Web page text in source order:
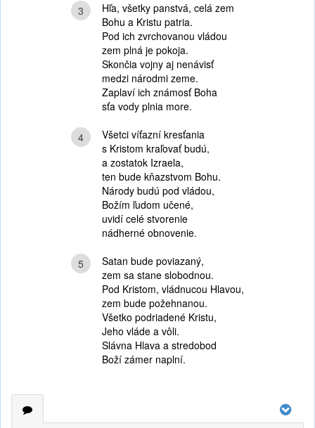
3
Hľa, všetky panstvá, celá zem
Bohu a Kristu patria.
Pod ich zvrchovanou vládou
zem plná je pokoja.
Skončia vojny aj nenávisť
medzi národmi zeme.
Zaplaví ich známosť Boha
sťa vody plnia more.
4
Všetci víťazní kresťania
s Kristom kraľovať budú,
a zostatok Izraela,
ten bude kňazstvom Bohu.
Národy budú pod vládou,
Božím ľudom učené,
uvidí celé stvorenie
nádherné obnovenie.
5
Satan bude poviazaný,
zem sa stane slobodnou.
Pod Kristom, vládnucou Hlavou,
zem bude požehnanou.
Všetko podriadené Kristu,
Jeho vláde a vôli.
Slávna Hlava a stredobod
Boží zámer naplní.